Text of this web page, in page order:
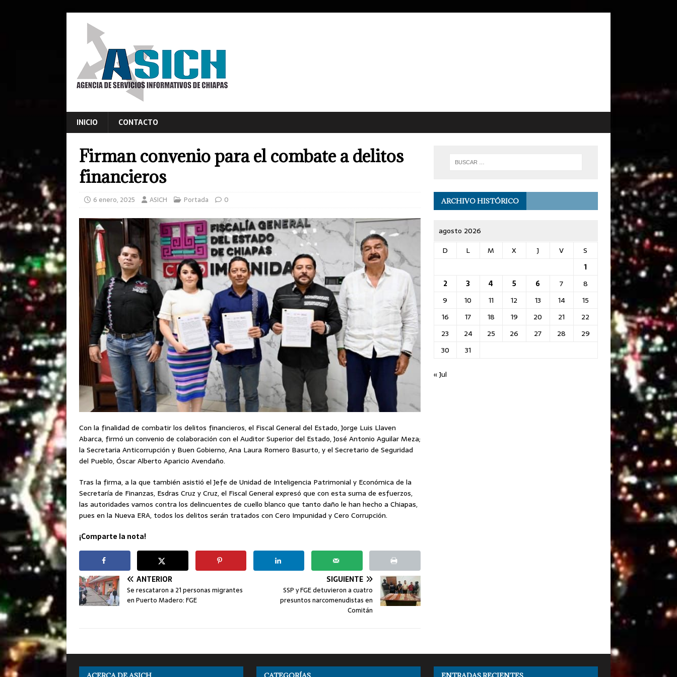
INICIO CONTACTO
Firman convenio para el combate a delitos
financieros
6 enero, 2025 ASICH Portada 0
Con la finalidad de combatir los delitos financieros, el Fiscal General del Estado, Jorge Luis Llaven
Abarca, firmó un convenio de colaboración con el Auditor Superior del Estado, José Antonio Aguilar Meza;
la Secretaria Anticorrupción y Buen Gobierno, Ana Laura Romero Basurto, y el Secretario de Seguridad
del Pueblo, Óscar Alberto Aparicio Avendaño.
Tras la firma, a la que también asistió el Jefe de Unidad de Inteligencia Patrimonial y Económica de la
Secretaría de Finanzas, Esdras Cruz y Cruz, el Fiscal General expresó que con esta suma de esfuerzos,
las autoridades vamos contra los delincuentes de cuello blanco que tanto daño le han hecho a Chiapas,
pues en la Nueva ERA, todos los delitos serán tratados con Cero Impunidad y Cero Corrupción.
¡Comparte la nota!
ANTERIOR
Se rescataron a 21 personas migrantes
en Puerto Madero: FGE
SIGUIENTE
SSP y FGE detuvieron a cuatro
presuntos narcomenudistas en
Comitán
ARCHIVO HISTÓRICO
agosto 2026
D
L M X J V
S
1
2
3 4 5 6 7
8
9
10 11 12 13 14
15
16
17 18 19 20 21
22
23
24 25 26 27 28
29
30
31
« Jul